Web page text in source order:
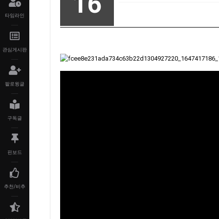
타임라인
관심게시판
팔로윙글
구독글
핀보드
추천/비추